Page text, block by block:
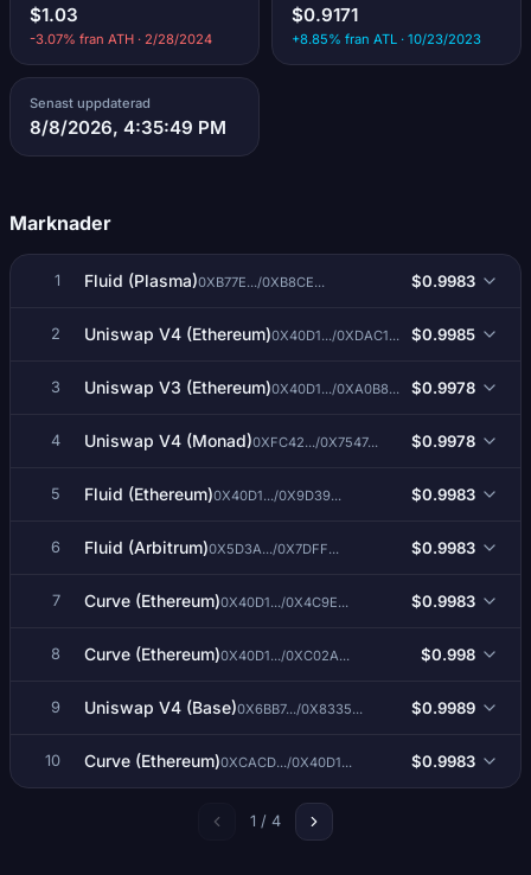
$1.03
-3.07% fran ATH · 2/28/2024
$0.9171
+8.85% fran ATL · 10/23/2023
Senast uppdaterad
8/8/2026, 4:35:49 PM
Marknader
1 Fluid (Plasma)0XB77E.../0XB8CE... $0.9983
2 Uniswap V4 (Ethereum)0X40D1.../0XDAC1... $0.9985
3 Uniswap V3 (Ethereum)0X40D1.../0XA0B8... $0.9978
4 Uniswap V4 (Monad)0XFC42.../0X7547... $0.9978
5 Fluid (Ethereum)0X40D1.../0X9D39... $0.9983
6 Fluid (Arbitrum)0X5D3A.../0X7DFF... $0.9983
7 Curve (Ethereum)0X40D1.../0X4C9E... $0.9983
8 Curve (Ethereum)0X40D1.../0XC02A... $0.998
9 Uniswap V4 (Base)0X6BB7.../0X8335... $0.9989
10 Curve (Ethereum)0XCACD.../0X40D1... $0.9983
1 / 4